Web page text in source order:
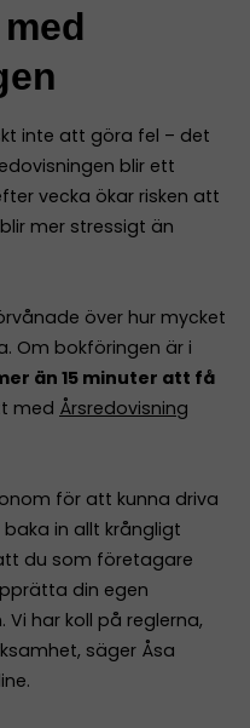
inte att göra fel – det
blir ett
vecka ökar risken att
mer stressigt än
över hur mycket
Om bokföringen är i
än 15 minuter att få
med Årsredovisning
för att kunna driva
in allt krångligt
du som företagare
din egen
har koll på reglerna,
säger Åsa